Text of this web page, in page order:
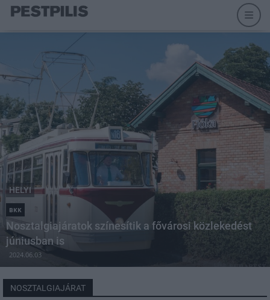
HELYI
BKK
Nosztalgiajáratok színesítik a fővárosi közlekedést
júniusban is
2024.06.03
NOSZTALGIAJÁRAT